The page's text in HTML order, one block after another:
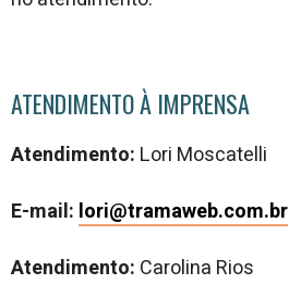
ATENDIMENTO À IMPRENSA
Atendimento: Lori Moscatelli
E-mail: lori@tramaweb.com.br
Atendimento: Carolina Rios